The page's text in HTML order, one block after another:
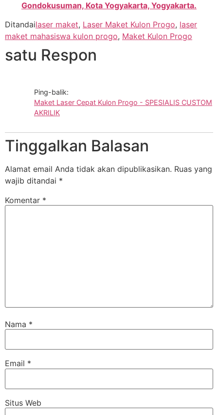
Gondokusuman, Kota Yogyakarta, Yogyakarta.
Ditandailaser maket, Laser Maket Kulon Progo, laser
maket mahasiswa kulon progo, Maket Kulon Progo
satu Respon
Ping-balik:
Maket Laser Cepat Kulon Progo - SPESIALIS CUSTOM
AKRILIK
Tinggalkan Balasan
Alamat email Anda tidak akan dipublikasikan. Ruas yang
wajib ditandai *
Komentar *
Nama *
Email *
Situs Web